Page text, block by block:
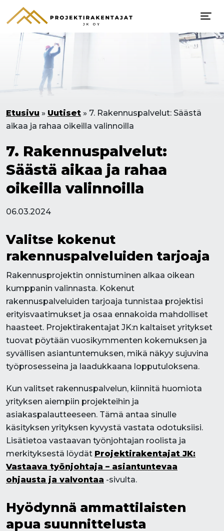
Etusivu » Uutiset » 7. Rakennuspalvelut: Säästä
aikaa ja rahaa oikeilla valinnoilla
7. Rakennuspalvelut:
Säästä aikaa ja rahaa
oikeilla valinnoilla
06.03.2024
Valitse kokenut
rakennuspalveluiden tarjoaja
Rakennusprojektin onnistuminen alkaa oikean
kumppanin valinnasta. Kokenut
rakennuspalveluiden tarjoaja tunnistaa projektisi
erityisvaatimukset ja osaa ennakoida mahdolliset
haasteet. Projektirakentajat JK:n kaltaiset yritykset
tuovat pöytään vuosikymmenten kokemuksen ja
syvällisen asiantuntemuksen, mikä näkyy sujuvina
työprosesseina ja laadukkaana lopputuloksena.
Kun valitset rakennuspalvelun, kiinnitä huomiota
yrityksen aiempiin projekteihin ja
asiakaspalautteeseen. Tämä antaa sinulle
käsityksen yrityksen kyvystä vastata odotuksiisi.
Lisätietoa vastaavan työnjohtajan roolista ja
merkityksestä löydät Projektirakentajat JK:
Vastaava työnjohtaja – asiantuntevaa
ohjausta ja valvontaa -sivulta.
Hyödynnä ammattilaisten
apua suunnittelusta